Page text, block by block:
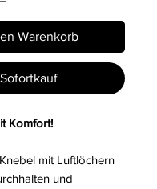
Warenkorb
Sofortkauf
Komfort!
mit Luftlöchern
und